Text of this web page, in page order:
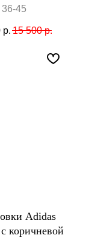
36-45
р. 15 500 р.
Adidas
коричневой